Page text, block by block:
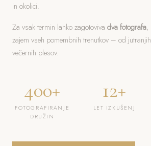
in okolici.
Za vsak termin lahko zagotoviva dva fotografa,
zajem vseh pomembnih trenutkov – od
večernih plesov.
400+
FOTOGRAFIRANJE
DRUŽIN
12+
LET IZKUŠENJ